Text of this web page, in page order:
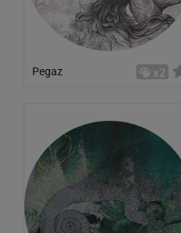
Pegaz x2